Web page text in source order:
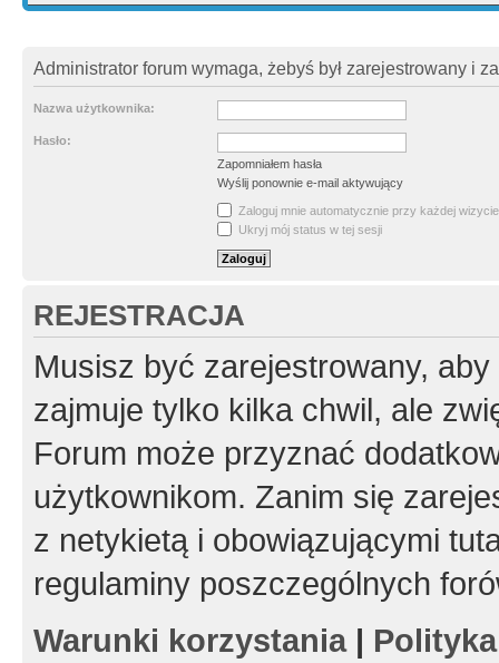
Administrator forum wymaga, żebyś był zarejestrowany i
Nazwa użytkownika:
Hasło:
Zapomniałem hasła
Wyślij ponownie e-mail aktywujący
Zaloguj mnie automatycznie przy każdej wizycie
Ukryj mój status w tej sesji
REJESTRACJA
Musisz być zarejestrowany,
zajmuje tylko kilka chwil, ale
Forum może przyznać
użytkownikom. Zanim się
z netykietą i obowiązującymi
regulaminy poszczególnych
Warunki korzystania|